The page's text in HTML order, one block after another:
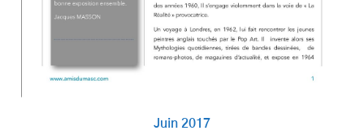
Juin 2017